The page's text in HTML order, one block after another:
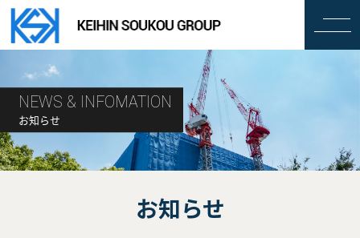
NEWS & INFOMATION
お知らせ
お知らせ